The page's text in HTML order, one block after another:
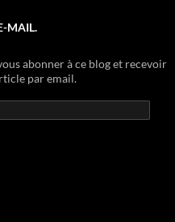
MAIL.
abonner à ce blog et recevoir
par email.